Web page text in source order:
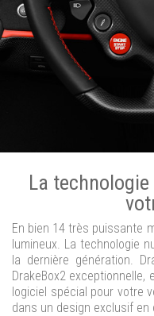
La
En bien 14 très puissante
lumineux. La technologie
la dernière génération.
DrakeBox2
logiciel spécial pour votre
dans un design exclusif en